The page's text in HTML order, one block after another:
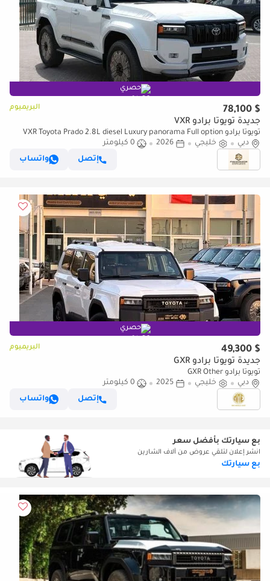
حصري
$ 78,100 البريميوم
جديدة تويوتا برادو VXR
تويوتا برادو VXR Toyota Prado 2.8L diesel Luxury panorama Full option
GCC 2026
دبي خليجي 2026
0 كيلومتر
إتصل
واتساب
حصري
$ 49,300 البريميوم
جديدة تويوتا برادو GXR
تويوتا برادو GXR Other
دبي
خليجي 2025
0 كيلومتر
إتصل
واتساب
بع سيارتك بأفضل سعر
انشر إعلان لتلقي عروض من آلاف الشارين
بع سيارتك